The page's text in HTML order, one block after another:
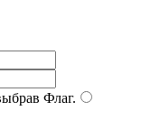
Флаг.